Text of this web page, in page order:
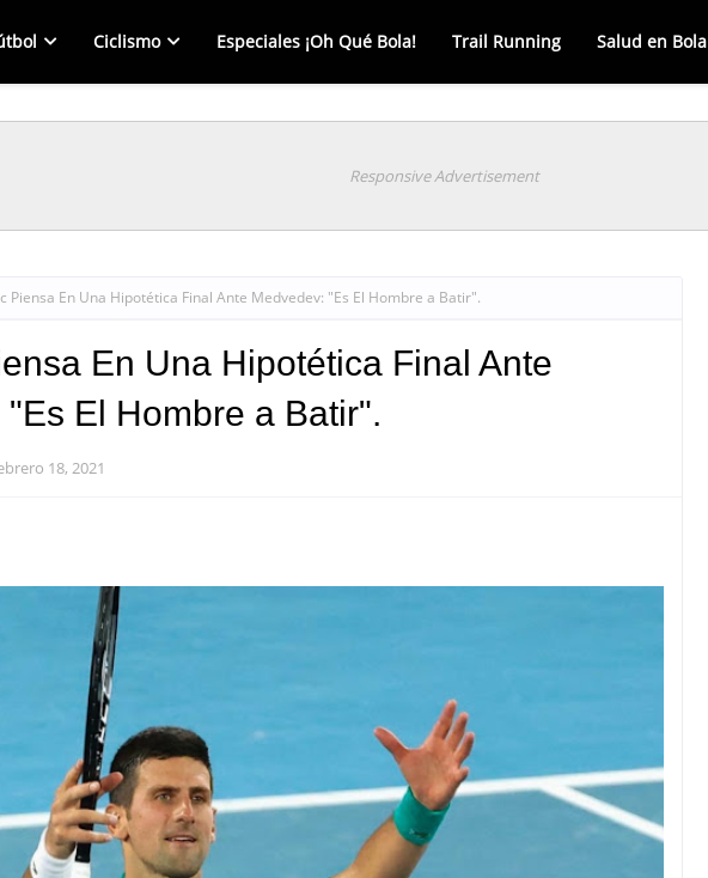
Ciclismo Especiales ¡Oh Qué Bola! Trail Running Salud en Bola
Responsive Advertisement
Piensa En Una Hipotética Final Ante Medvedev: "Es El Hombre a Batir".
En Una Hipotética Final Ante
El Hombre a Batir".
18, 2021